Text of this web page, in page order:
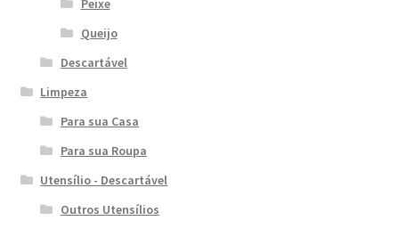
Peixe
Queijo
Descartável
Limpeza
Para sua Casa
Para sua Roupa
Utensílio - Descartável
Outros Utensílios